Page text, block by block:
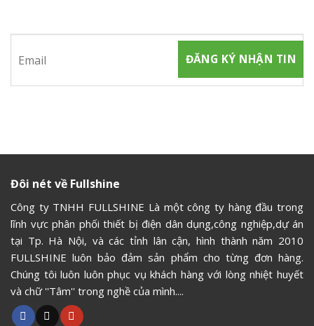
Đôi nét về Fullshine
Công ty TNHH FULLSHINE Là một công ty hàng đầu trong
lĩnh vực phân phối thiết bị điện dân dụng,công nghiệp,dự án
tại Tp. Hà Nội, và các tỉnh lân cận, hình thành năm 2010
FULLSHINE luôn bảo đảm sản phẩm cho từng đơn hàng.
Chúng tôi luôn luôn phục vụ khách hàng với lòng nhiệt huyết
và chữ ''Tâm'' trong nghề của mình....